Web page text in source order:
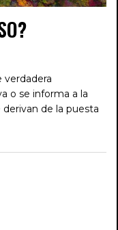
verdadera
o se informa a la
de la puesta